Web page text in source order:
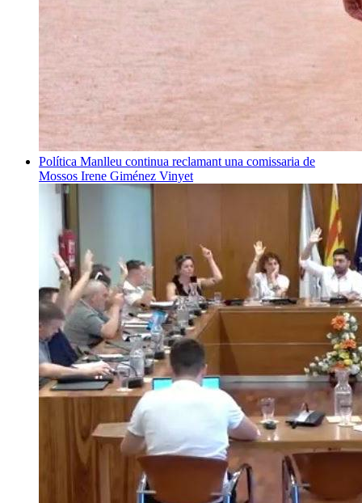
Política Manlleu continua reclamant una comissaria de
Mossos Irene Giménez Vinyet